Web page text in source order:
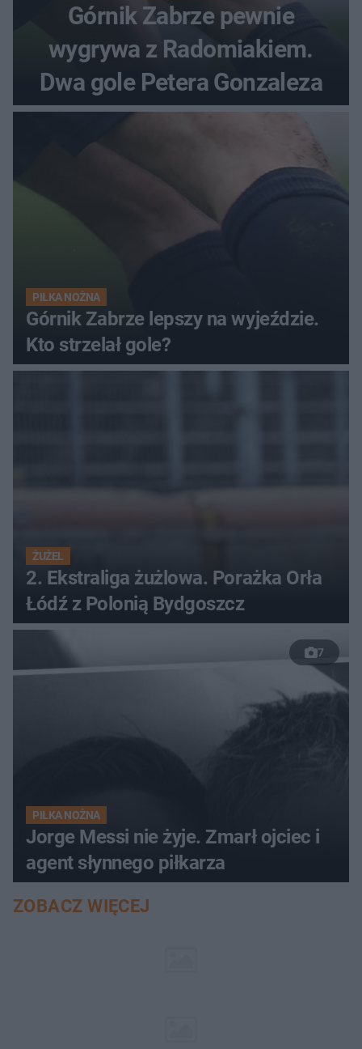
Górnik Zabrze pewnie
wygrywa z Radomiakiem.
Dwa gole Petera Gonzaleza
PIŁKA NOŻNA
Górnik Zabrze lepszy na wyjeździe.
Kto strzelał gole?
ŻUŻEL
2. Ekstraliga żużlowa. Porażka Orła
Łódź z Polonią Bydgoszcz
7
PIŁKA NOŻNA
Jorge Messi nie żyje. Zmarł ojciec i
agent słynnego piłkarza
ZOBACZ WIĘCEJ